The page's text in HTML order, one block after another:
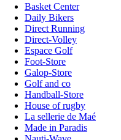
Basket Center
Daily Bikers
Direct Running
Direct-Volley
Espace Golf
Foot-Store
Galop-Store
Golf and co
Handball-Store
House of rugby
La sellerie de Maé
Made in Paradis